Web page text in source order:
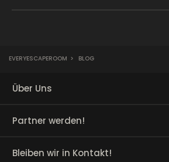
EVERYESCAPEROOM > BLOG
Über Uns
Partner werden!
Bleiben wir in Kontakt!